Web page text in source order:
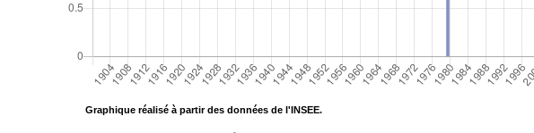
Graphique réalisé à partir des données de l'INSEE.